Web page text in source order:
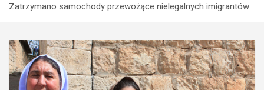
Zatrzymano samochody przewożące nielegalnych imigrantów